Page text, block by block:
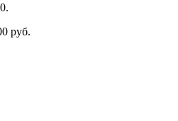
руб.